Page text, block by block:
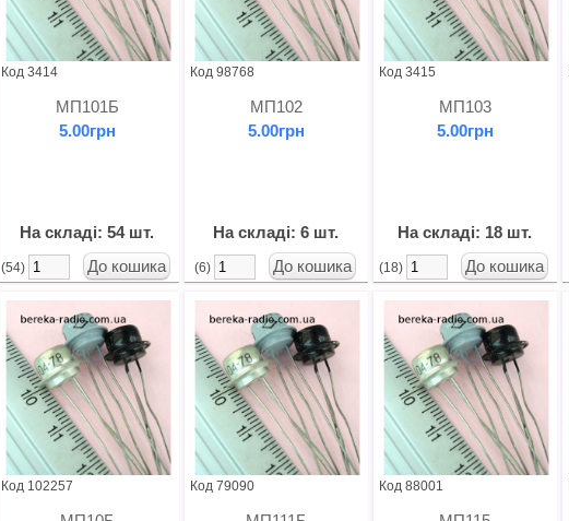
Код 3414
МП101Б
5.00грн
На складі: 54 шт.
(54)
Код 98768
МП102
5.00грн
На складі: 6 шт.
(6)
Код 3415
МП103
5.00грн
На складі: 18 шт.
(18)
Код 102257 Код 79090 Код 88001